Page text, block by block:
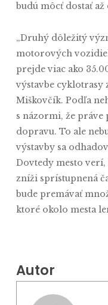
budú môcť dostať
„Druhý dôležitý
motorových
prejde viac ako
výstavbe cyklotrasy
Miškovčík. Podľa
s názormi, že
dopravu. To ale
výstavby sa
Dovtedy mesto verí,
zníži sprístupnená
bude premávať
ktoré okolo mesta
Autor